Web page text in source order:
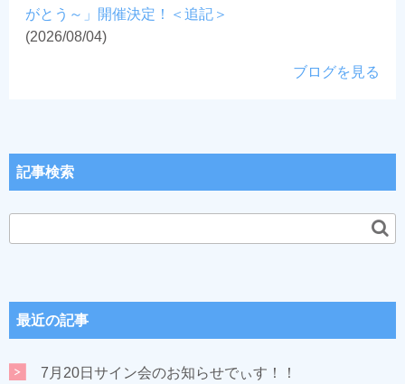
がとう～」開催決定！＜追記＞
(2026/08/04)
ブログを見る
記事検索
最近の記事
7月20日サイン会のお知らせでぃす！！